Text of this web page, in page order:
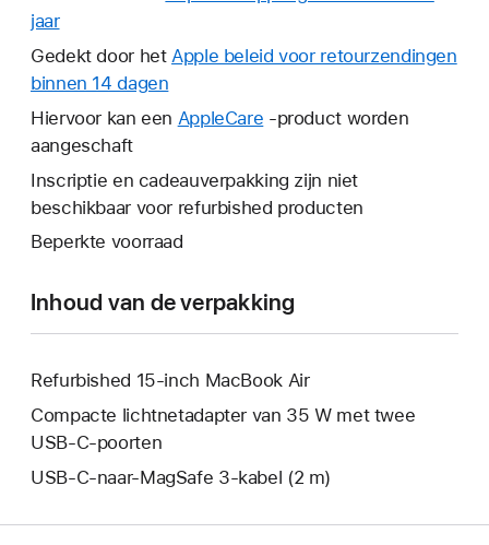
jaarHierdoor
wordt
er
nieuw
venster
geopend.
Gedekt door het Apple beleid voor retourzendingen
binnen 14 dagen
wordt
nieuw
venster
geopend.
Hiervoor kan een AppleCare Hierdoor
er
een
-product worden
aangeschaft
Inscriptie en cadeauverpakking zijn niet
beschikbaar voor refurbished producten
Beperkte voorraad
Inhoud van de verpakking
Refurbished 15‑inch MacBook Air
Compacte lichtnetadapter van 35 W met twee
USB‑C-poorten
USB‑C-naar-MagSafe 3-kabel (2 m)